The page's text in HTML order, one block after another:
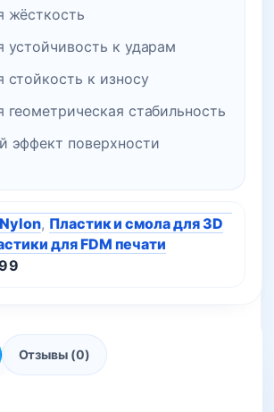
жёсткость
устойчивость к ударам
стойкость к износу
геометрическая стабильность
эффект поверхности
Nylon, Пластик и смола для 3D
для FDM печати
Отзывы (0)